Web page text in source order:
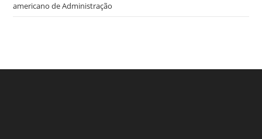
americano de Administração